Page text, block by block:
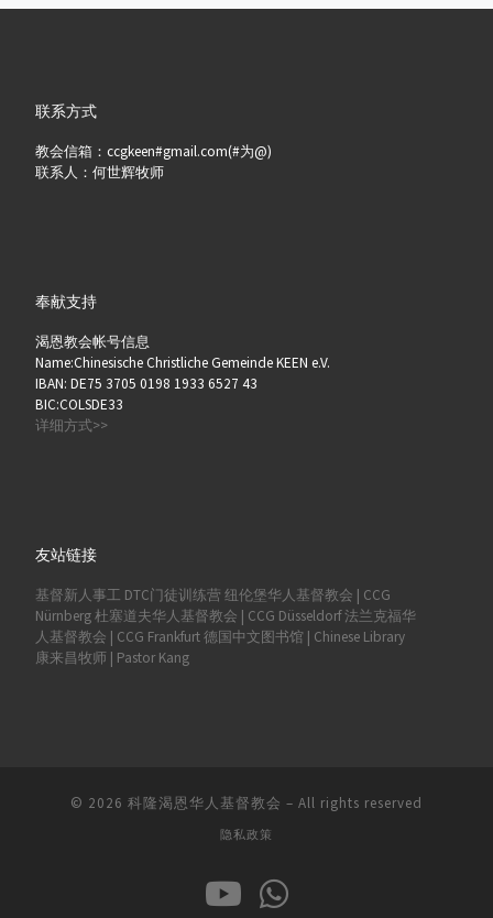
联系方式
教会信箱：ccgkeen#gmail.com(#为@)
联系人：何世辉牧师
奉献支持
渴恩教会帐号信息
Name:Chinesische Christliche Gemeinde KEEN e.V.
IBAN: DE75 3705 0198 1933 6527 43
BIC:COLSDE33
详细方式>>
友站链接
基督新人事工 DTC门徒训练营 纽伦堡华人基督教会 | CCG
Nürnberg 杜塞道夫华人基督教会 | CCG Düsseldorf 法兰克福华
人基督教会 | CCG Frankfurt 德国中文图书馆 | Chinese Library
康来昌牧师 | Pastor Kang
© 2026 科隆渴恩华人基督教会 – All rights reserved
隐私政策